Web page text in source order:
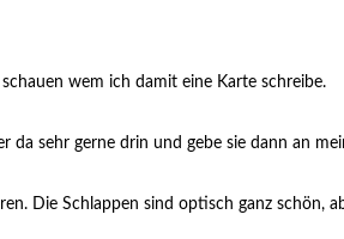
wem ich damit eine Karte schreibe.
sehr gerne drin und gebe sie dann an
Die Schlappen sind optisch ganz schön,